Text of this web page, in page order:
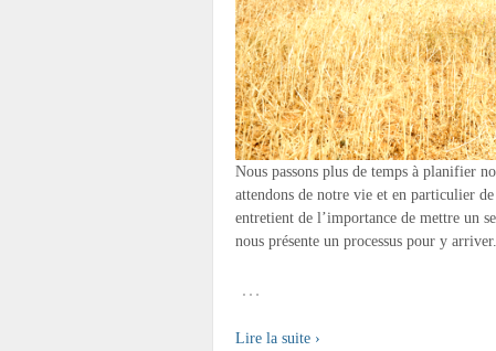
Nous passons plus de temps à planifier
attendons de notre vie et en particulier
entretient de l’importance de mettre un
nous présente un processus pour y arriver.
…
Lire la suite ›